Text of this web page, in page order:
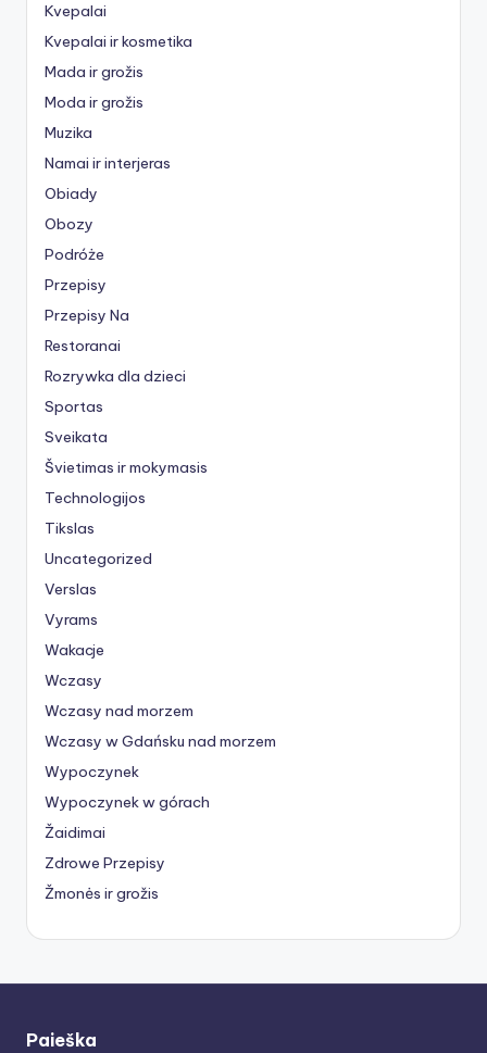
Kvepalai
Kvepalai ir kosmetika
Mada ir grožis
Moda ir grožis
Muzika
Namai ir interjeras
Obiady
Obozy
Podróże
Przepisy
Przepisy Na
Restoranai
Rozrywka dla dzieci
Sportas
Sveikata
Švietimas ir mokymasis
Technologijos
Tikslas
Uncategorized
Verslas
Vyrams
Wakacje
Wczasy
Wczasy nad morzem
Wczasy w Gdańsku nad morzem
Wypoczynek
Wypoczynek w górach
Žaidimai
Zdrowe Przepisy
Žmonės ir grožis
Paieška